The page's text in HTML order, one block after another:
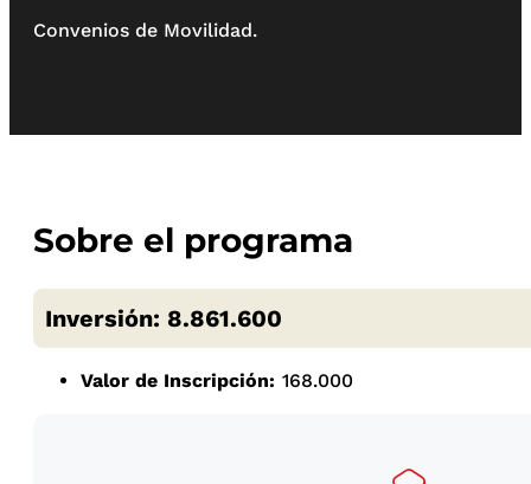
Convenios de Movilidad.
Sobre el programa
Inversión: 8.861.600
Valor de Inscripción: 168.000